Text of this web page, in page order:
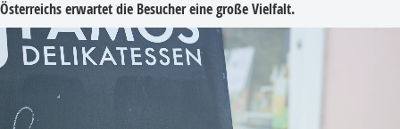
Österreichs erwartet die Besucher eine große Vielfalt.